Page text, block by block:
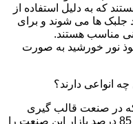
که به دلیل استفاده از
جلبک ها می شوند و برای
مناسب هستند.
نور خورشید به صورت
انواعی دارند؟
که در صنعت قالب گیری
دورانی از آن استفاده می شود و مقدار 85 درصد بازار این صنعت را